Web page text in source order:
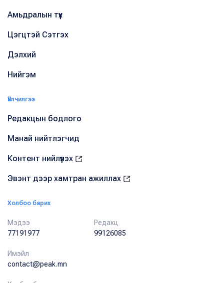
Амьдралын түүх
Цэгцтэй Сэтгэх
Дэлхий
Нийгэм
Үйлчилгээ
Редакцын бодлого
Манай нийтлэгчид
Контент нийлүүлэх
Эвэнт дээр хамтран ажиллах
Холбоо барих
Мэдээ
77191977
Редакц
99126085
Имэйл
contact@peak.mn